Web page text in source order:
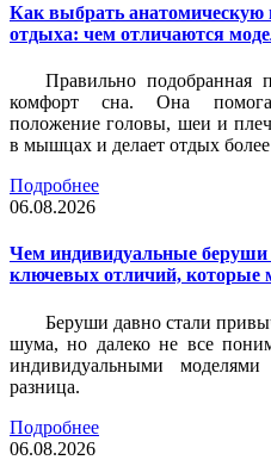
Как выбрать анатомическую
отдыха: чем отличаются
Правильно подобранная
комфорт сна. Она
положение головы, шеи и
в мышцах и делает отдых
Подробнее
06.08.2026
Чем индивидуальные
ключевых отличий, которые
Беруши давно стали
шума, но далеко не все
индивидуальными моделями
разница.
Подробнее
06.08.2026